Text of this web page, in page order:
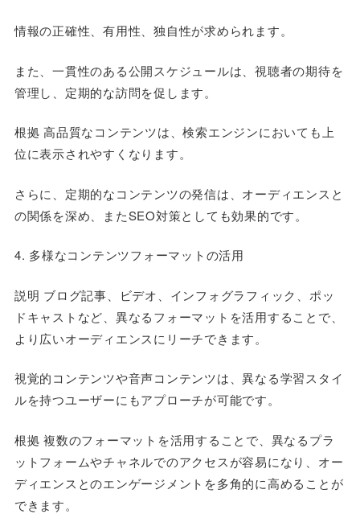
情報の正確性、有用性、独自性が求められます。
また、一貫性のある公開スケジュールは、視聴者の期待を
管理し、定期的な訪問を促します。
根拠 高品質なコンテンツは、検索エンジンにおいても上
位に表示されやすくなります。
さらに、定期的なコンテンツの発信は、オーディエンスと
の関係を深め、またSEO対策としても効果的です。
4. 多様なコンテンツフォーマットの活用
説明 ブログ記事、ビデオ、インフォグラフィック、ポッ
ドキャストなど、異なるフォーマットを活用することで、
より広いオーディエンスにリーチできます。
視覚的コンテンツや音声コンテンツは、異なる学習スタイ
ルを持つユーザーにもアプローチが可能です。
根拠 複数のフォーマットを活用することで、異なるプラ
ットフォームやチャネルでのアクセスが容易になり、オー
ディエンスとのエンゲージメントを多角的に高めることが
できます。